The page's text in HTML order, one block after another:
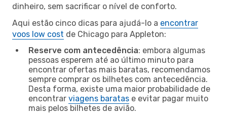
dinheiro, sem sacrificar o nível de conforto.
Aqui estão cinco dicas para ajudá-lo a encontrar
voos low cost de Chicago para Appleton:
Reserve com antecedência: embora algumas
pessoas esperem até ao último minuto para
encontrar ofertas mais baratas, recomendamos
sempre comprar os bilhetes com antecedência.
Desta forma, existe uma maior probabilidade de
encontrar viagens baratas e evitar pagar muito
mais pelos bilhetes de avião.